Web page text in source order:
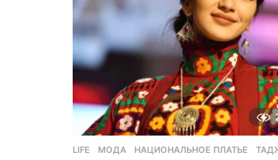
LIFE МОДА ,НАЦИОНАЛЬНОЕ ПЛАТЬЕ ,